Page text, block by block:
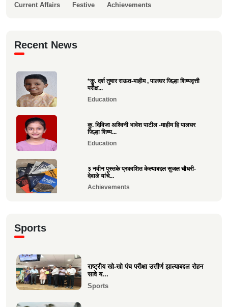
Current Affairs
Festive Achievements
Recent News
*कु. दर्श तुषार राऊत-माहीम , पालघर जिल्हा शिष्यवृत्ती
परीक्ष...
Education
कु. दिविजा अश्विनी भावेश पाटील -माहीम हि पालघर
जिल्हा शिष्य...
Education
३ नवीन पुस्तके प्रकाशित केल्याबद्दल सुजल चौधरी-
देवाळे यांचे...
Achievements
रत...
Achievements
Sports
राष्ट्रीय खो-खो पंच परीक्षा उत्तीर्ण झाल्याबद्दल रोहन
सावे य...
Sports